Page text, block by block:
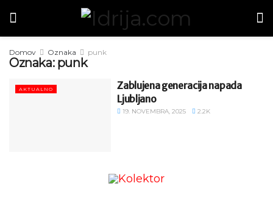
Domov Oznaka punk
Oznaka: punk
AKTUALNO
Zablujena generacija napada
Ljubljano
19. NOVEMBRA, 2025 2.2K